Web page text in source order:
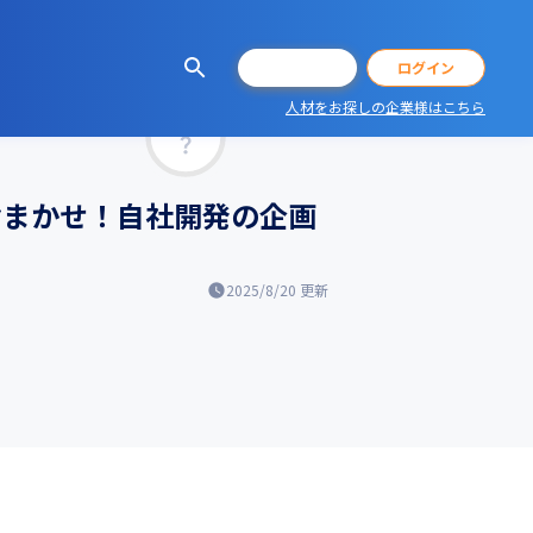
ログイン
人材をお探しの企業様はこちら
かせ！自社開発の企画
2025/8/20 更新